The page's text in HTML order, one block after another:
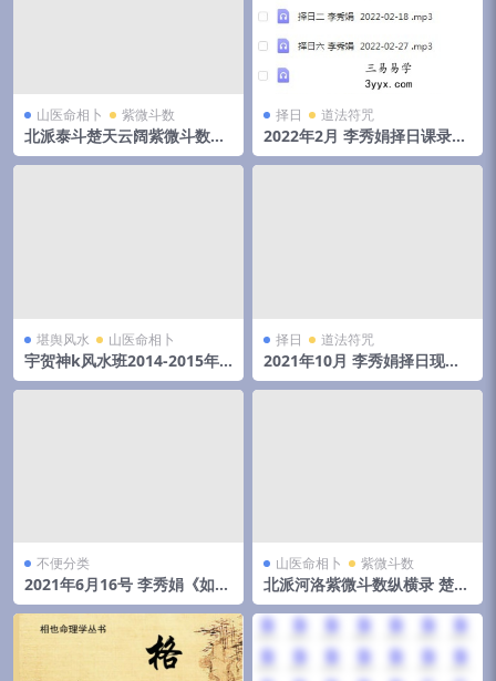
山医命相卜 紫微斗数
北派泰斗楚天云阔紫微斗数自
化高级班课程视频+录音+资料
择日 道法符咒
2022年2月 李秀娟择日课录音
和物品丢失怎么找
堪舆风水 山医命相卜
宇贺神k风水班2014-2015年
初文字记录.pdf 夸克网盘下载
择日 道法符咒
2021年10月 李秀娟择日现场
录音 3小时16分
不便分类
2021年6月16号 李秀娟《如何
斗太岁》弟子班面授课
山医命相卜 紫微斗数
北派河洛紫微斗数纵横录 楚天
云阔